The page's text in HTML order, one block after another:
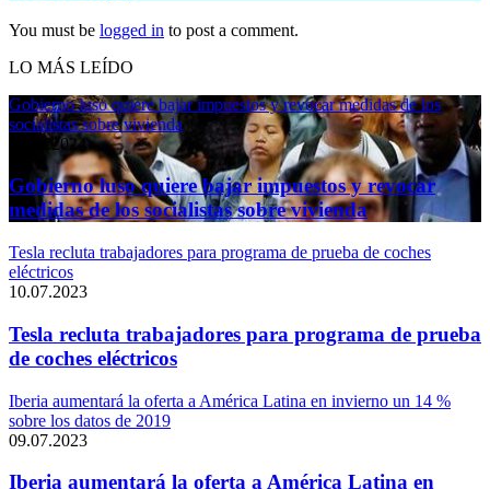
You must be logged in to post a comment.
LO MÁS LEÍDO
Gobierno luso quiere bajar impuestos y revocar medidas de los
socialistas sobre vivienda
11.04.2024
Gobierno luso quiere bajar impuestos y revocar
medidas de los socialistas sobre vivienda
Tesla recluta trabajadores para programa de prueba de coches
eléctricos
10.07.2023
Tesla recluta trabajadores para programa de prueba
de coches eléctricos
Iberia aumentará la oferta a América Latina en invierno un 14 %
sobre los datos de 2019
09.07.2023
Iberia aumentará la oferta a América Latina en